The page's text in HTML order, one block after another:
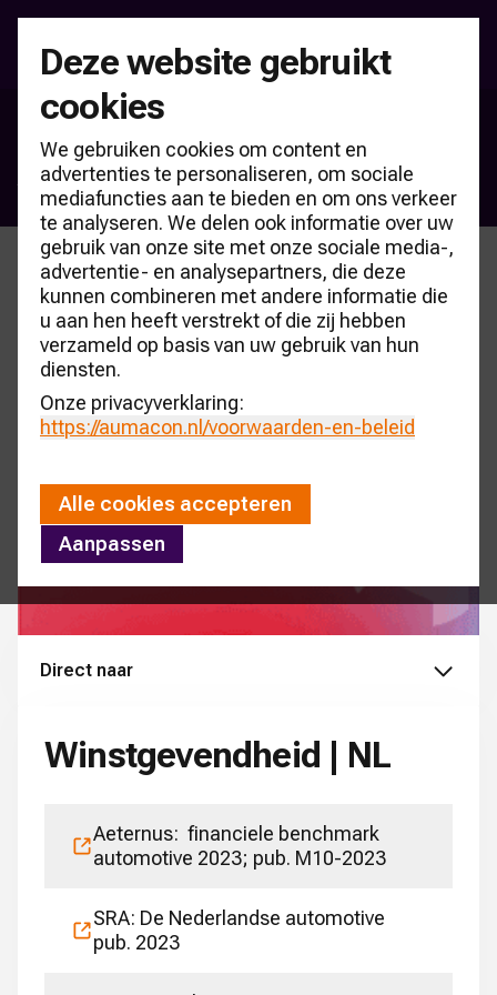
Deze website gebruikt
cookies
We gebruiken cookies om content en
advertenties te personaliseren, om sociale
mediafuncties aan te bieden en om ons verkeer
te analyseren. We delen ook informatie over uw
gebruik van onze site met onze sociale media-,
advertentie- en analysepartners, die deze
kunnen combineren met andere informatie die
u aan hen heeft verstrekt of die zij hebben
verzameld op basis van uw gebruik van hun
diensten.
Onze privacyverklaring:
https://aumacon.nl /voorwaarden-en-beleid
Alle cookies accepteren
Aanpassen
Kennisbank CARmonitor
Autobedrijven
Direct naar
Winstgevendheid | NL
Aeternus: financiele benchmark
automotive 2023; pub. M10-2023
SRA: De Nederlandse automotive
pub. 2023